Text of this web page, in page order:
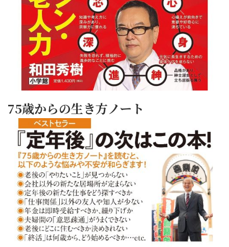
75歳からの生き方ノート